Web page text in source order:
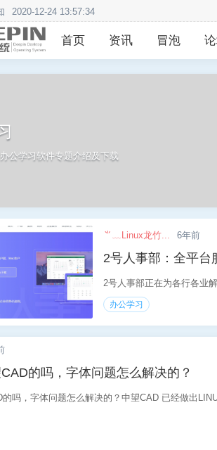
2020-12-24 13:57:34
和维护，欢迎前往新站
2024-05-14 16:23:29
首页 资讯 冒泡
公学习软件专题介绍及下载
⺌﹏Linux龙竹... 6年前
2号人事部：全平台
2号人事部正在为各行各业
办公学习
的吗，字体问题怎么解决的？
吗，字体问题怎么解决的？中望CAD 已经做出